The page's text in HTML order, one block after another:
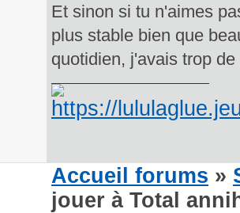
Et sinon si tu n'aimes
plus stable bien que
quotidien, j'avais trop
Accueil forums »
jouer à Total